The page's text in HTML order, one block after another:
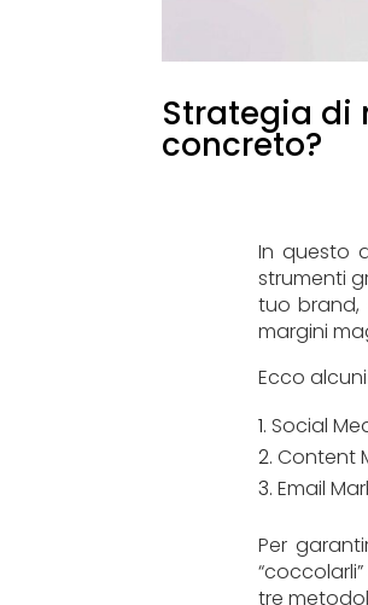
Strategia di
concreto?
In questo
strumenti
tuo brand,
margini
Ecco
Social
Content
Email
Per
tre